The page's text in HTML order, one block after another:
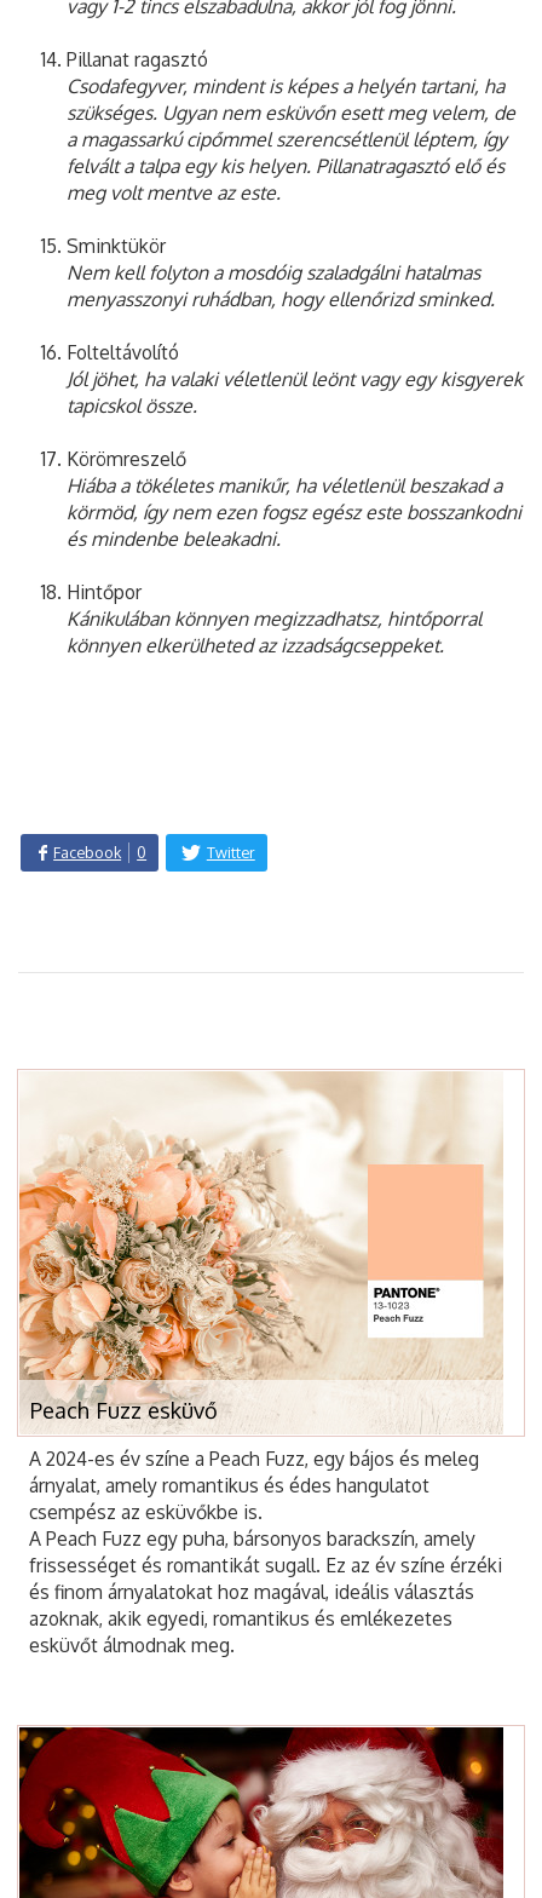
vagy 1-2 tincs elszabadulna, akkor jól fog jönni.
Pillanat ragasztó
Csodafegyver, mindent is képes a helyén tartani, ha
szükséges. Ugyan nem esküvőn esett meg velem, de
a magassarkú cipőmmel szerencsétlenül léptem, így
felvált a talpa egy kis helyen. Pillanatragasztó elő és
meg volt mentve az este.
Sminktükör
Nem kell folyton a mosdóig szaladgálni hatalmas
menyasszonyi ruhádban, hogy ellenőrizd sminked.
Folteltávolító
Jól jöhet, ha valaki véletlenül leönt vagy egy kisgyerek
tapicskol össze.
Körömreszelő
Hiába a tökéletes manikűr, ha véletlenül beszakad a
körmöd, így nem ezen fogsz egész este bosszankodni
és mindenbe beleakadni.
Hintőpor
Kánikulában könnyen megizzadhatsz, hintőporral
könnyen elkerülheted az izzadságcseppeket.
Facebook 0 Twitter
Peach Fuzz esküvő
A 2024-es év színe a Peach Fuzz, egy bájos és meleg
árnyalat, amely romantikus és édes hangulatot
csempész az esküvőkbe is.
A Peach Fuzz egy puha, bársonyos barackszín, amely
frissességet és romantikát sugall. Ez az év színe érzéki
és finom árnyalatokat hoz magával, ideális választás
azoknak, akik egyedi, romantikus és emlékezetes
esküvőt álmodnak meg.